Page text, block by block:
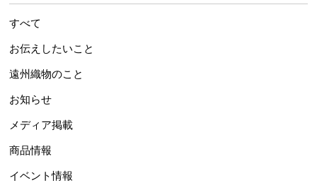
すべて
お伝えしたいこと
遠州織物のこと
お知らせ
メディア掲載
商品情報
イベント情報